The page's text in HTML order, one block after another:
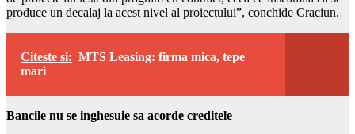
produce un decalaj la acest nivel al proiectului”, conchide Craciun.
Citeste si: MTS Leasing: firma mica, tepe
mari
Bancile nu se inghesuie sa acorde creditele